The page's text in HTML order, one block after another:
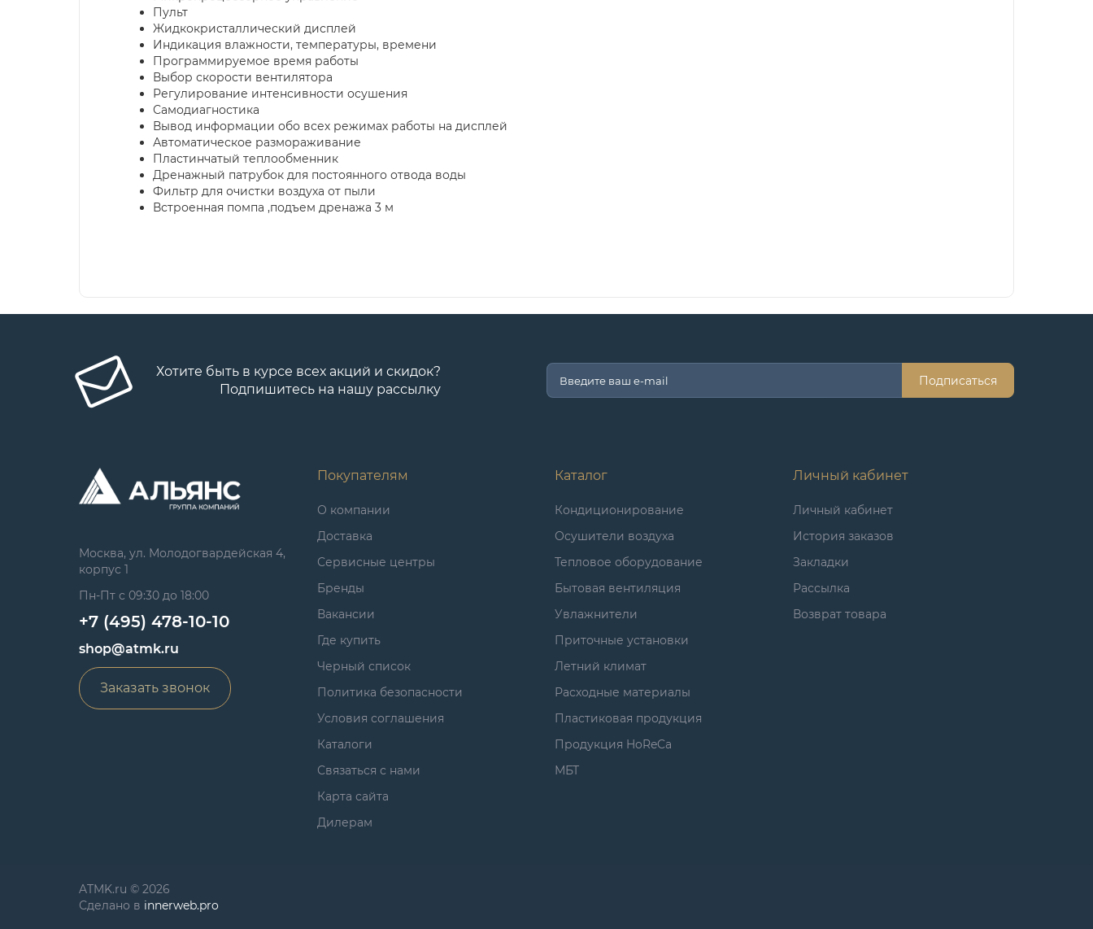
Пульт
Жидкокристаллический дисплей
Индикация влажности, температуры, времени
Программируемое время работы
Выбор скорости вентилятора
Регулирование интенсивности осушения
Самодиагностика
Вывод информации обо всех режимах работы на дисплей
Автоматическое размораживание
Пластинчатый теплообменник
Дренажный патрубок для постоянного отвода воды
Фильтр для очистки воздуха от пыли
Встроенная помпа ,подъем дренажа 3 м
Хотите быть в курсе всех акций и скидок?
Подпишитесь на нашу рассылку
Подписаться
Москва, ул. Молодогвардейская 4,
корпус 1
Пн-Пт с 09:30 до 18:00
+7 (495) 478-10-10
shop@atmk.ru
Заказать звонок
Покупателям
О компании
Доставка
Сервисные центры
Бренды
Вакансии
Где купить
Черный список
Политика безопасности
Условия соглашения
Каталоги
Связаться с нами
Карта сайта
Дилерам
Каталог
Кондиционирование
Осушители воздуха
Тепловое оборудование
Бытовая вентиляция
Увлажнители
Приточные установки
Летний климат
Расходные материалы
Пластиковая продукция
Продукция HoReCa
МБТ
Личный кабинет
Личный кабинет
История заказов
Закладки
Рассылка
Возврат товара
ATMK.ru © 2026
Сделано в innerweb.pro